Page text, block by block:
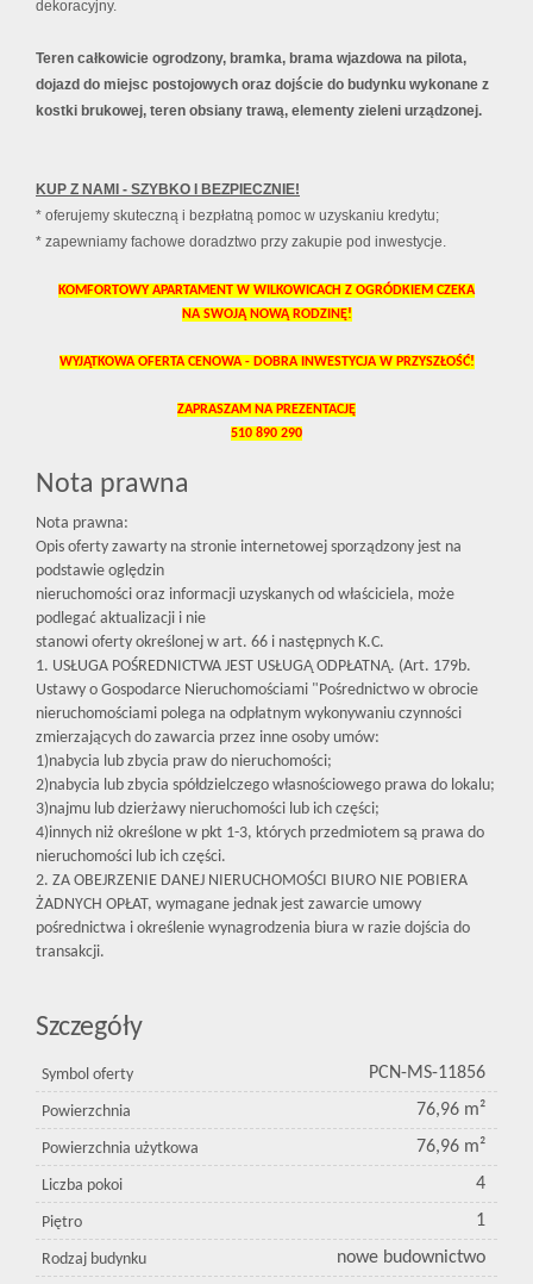
dekoracyjny.
Teren całkowicie ogrodzony, bramka, brama wjazdowa na pilota,
dojazd do miejsc postojowych oraz dojście do budynku wykonane z
kostki brukowej, teren obsiany trawą, elementy zieleni urządzonej.
KUP Z NAMI - SZYBKO I BEZPIECZNIE!
* oferujemy skuteczną i bezpłatną pomoc w uzyskaniu kredytu;
* zapewniamy fachowe doradztwo przy zakupie pod inwestycje.
KOMFORTOWY APARTAMENT W WILKOWICACH Z OGRÓDKIEM CZEKA
NA SWOJĄ NOWĄ RODZINĘ!
WYJĄTKOWA OFERTA CENOWA - DOBRA INWESTYCJA W PRZYSZŁOŚĆ!
ZAPRASZAM NA PREZENTACJĘ
510 890 290
Nota prawna
Nota prawna:
Opis oferty zawarty na stronie internetowej sporządzony jest na
podstawie oględzin
nieruchomości oraz informacji uzyskanych od właściciela, może
podlegać aktualizacji i nie
stanowi oferty określonej w art. 66 i następnych K.C.
1. USŁUGA POŚREDNICTWA JEST USŁUGĄ ODPŁATNĄ. (Art. 179b.
Ustawy o Gospodarce Nieruchomościami "Pośrednictwo w obrocie
nieruchomościami polega na odpłatnym wykonywaniu czynności
zmierzających do zawarcia przez inne osoby umów:
1)nabycia lub zbycia praw do nieruchomości;
2)nabycia lub zbycia spółdzielczego własnościowego prawa do lokalu;
3)najmu lub dzierżawy nieruchomości lub ich części;
4)innych niż określone w pkt 1-3, których przedmiotem są prawa do
nieruchomości lub ich części.
2. ZA OBEJRZENIE DANEJ NIERUCHOMOŚCI BIURO NIE POBIERA
ŻADNYCH OPŁAT, wymagane jednak jest zawarcie umowy
pośrednictwa i określenie wynagrodzenia biura w razie dojścia do
transakcji.
Szczegóły
Symbol oferty PCN-MS-11856
Powierzchnia 76,96 m²
Powierzchnia użytkowa 76,96 m²
Liczba pokoi 4
Piętro 1
Rodzaj budynku nowe budownictwo